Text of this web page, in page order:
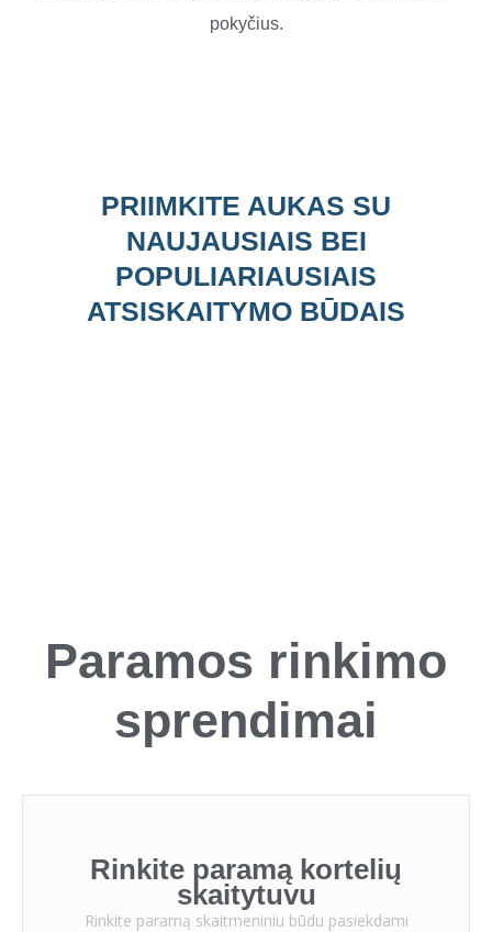
pokyčius.
PRIIMKITE AUKAS SU
NAUJAUSIAIS BEI
POPULIARIAUSIAIS
ATSISKAITYMO BŪDAIS
Paramos rinkimo
sprendimai
Rinkite paramą kortelių
skaitytuvu
Rinkite paramą skaitmeniniu būdu pasiekdami